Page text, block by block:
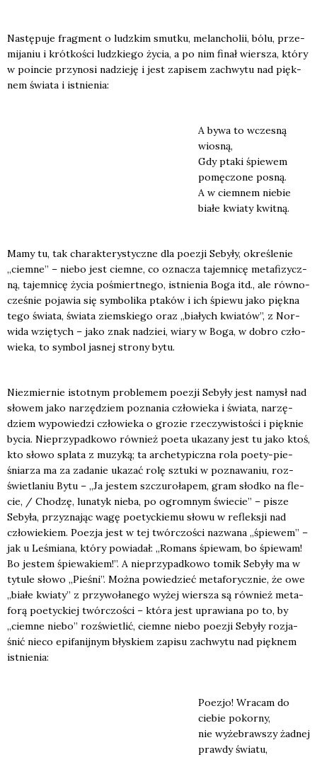
Nastę­pu­je frag­ment o ludz­kim smut­ku, melan­cho­lii, bólu, prze­
mi­ja­niu i krót­ko­ści ludz­kie­go życia, a po nim finał wier­sza, któ­ry
w poin­cie przy­no­si nadzie­ję i jest zapi­sem zachwy­tu nad pięk­
nem świa­ta i ist­nie­nia:
A bywa to wcze­sną
wio­sną,
Gdy pta­ki śpie­wem
pomę­czo­ne posną.
A w ciem­nem nie­bie
bia­łe kwia­ty kwit­ną.
Mamy tu, tak cha­rak­te­ry­stycz­ne dla poezji Seby­ły, okre­śle­nie
„ciem­ne” – nie­bo jest ciem­ne, co ozna­cza tajem­ni­cę meta­fi­zycz­
ną, tajem­ni­cę życia pośmiert­ne­go, ist­nie­nia Boga itd., ale rów­no­
cze­śnie poja­wia się sym­bo­li­ka pta­ków i ich śpie­wu jako pięk­na
tego świa­ta, świa­ta ziem­skie­go oraz „bia­łych kwia­tów”, z Nor­
wi­da wzię­tych – jako znak nadziei, wia­ry w Boga, w dobro czło­
wie­ka, to sym­bol jasnej stro­ny bytu.
Nie­zmier­nie istot­nym pro­ble­mem poezji Seby­ły jest namysł nad
sło­wem jako narzę­dziem pozna­nia czło­wie­ka i świa­ta, narzę­
dziem wypo­wie­dzi czło­wie­ka o gro­zie rze­czy­wi­sto­ści i pięk­nie
bycia. Nie­przy­pad­ko­wo rów­nież poeta uka­za­ny jest tu jako ktoś,
kto sło­wo spla­ta z muzy­ką; ta arche­ty­picz­na rola poety-pie­
śnia­rza ma za zada­nie uka­zać rolę sztu­ki w pozna­wa­niu, roz­
świe­tla­niu Bytu – „Ja jestem szczu­ro­ła­pem, gram słod­ko na fle­
cie, / Cho­dzę, luna­tyk nie­ba, po ogrom­nym świe­cie” – pisze
Seby­ła, przy­zna­jąc wagę poetyc­kie­mu sło­wu w reflek­sji nad
czło­wie­kiem. Poezja jest w tej twór­czo­ści nazwa­na „śpie­wem” –
jak u Leśmia­na, któ­ry powia­dał: „Romans śpie­wam, bo śpie­wam!
Bo jestem śpie­wa­kiem!”. A nie­przy­pad­ko­wo tomik Seby­ły ma w
tytu­le sło­wo „Pie­śni”. Moż­na powie­dzieć meta­fo­rycz­nie, że owe
„bia­łe kwia­ty” z przy­wo­ła­ne­go wyżej wier­sza są rów­nież meta­
fo­rą poetyc­kiej twór­czo­ści – któ­ra jest upra­wia­na po to, by
„ciem­ne nie­bo” roz­świe­tlić, ciem­ne nie­bo poezji Seby­ły roz­ja­
śnić nie­co epi­fa­nij­nym bły­skiem zapi­su zachwy­tu nad pięk­nem
ist­nie­nia:
Poezjo! Wra­cam do
cie­bie pokor­ny,
nie wyże­braw­szy żad­nej
praw­dy świa­tu,